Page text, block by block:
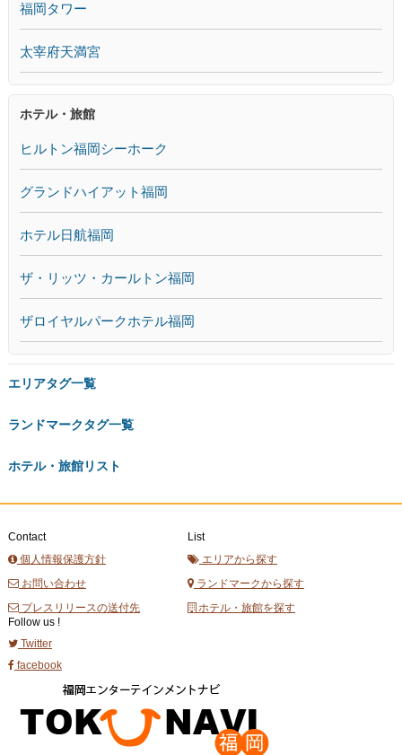
福岡タワー
太宰府天満宮
ホテル・旅館
ヒルトン福岡シーホーク
グランドハイアット福岡
ホテル日航福岡
ザ・リッツ・カールトン福岡
ザロイヤルパークホテル福岡
エリアタグ一覧
ランドマークタグ一覧
ホテル・旅館リスト
Contact
個人情報保護方針
お問い合わせ
プレスリリースの送付先
List
エリアから探す
ランドマークから探す
ホテル・旅館を探す
Follow us !
Twitter
facebook